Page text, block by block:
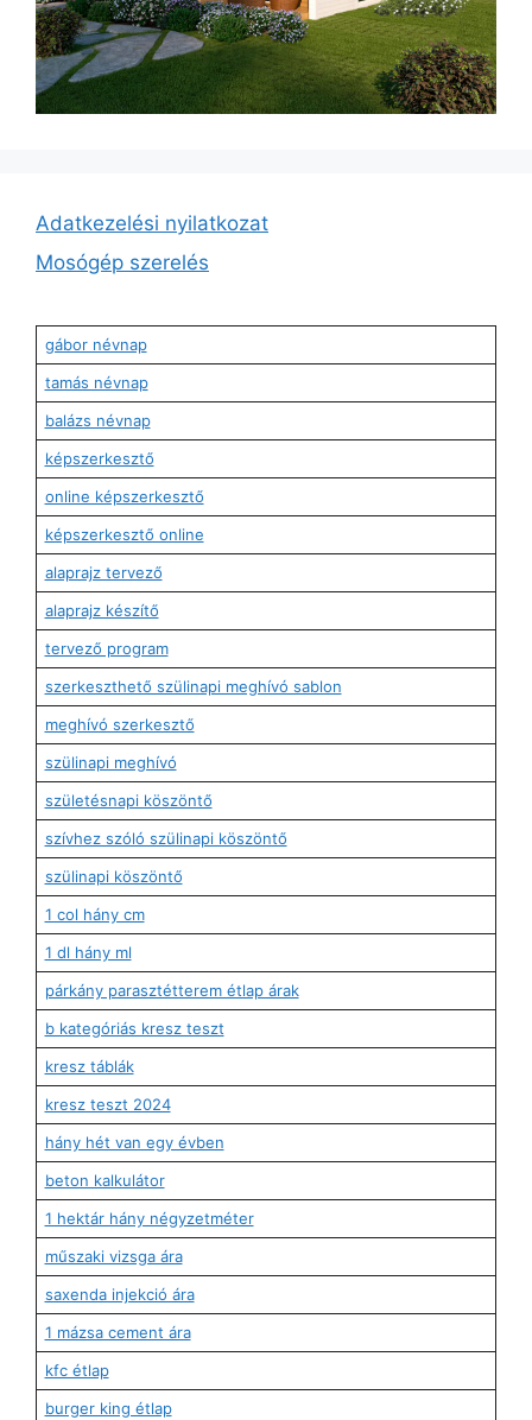
Adatkezelési nyilatkozat
Mosógép szerelés
gábor névnap
tamás névnap
balázs névnap
képszerkesztő
online képszerkesztő
képszerkesztő online
alaprajz tervező
alaprajz készítő
tervező program
szerkeszthető szülinapi meghívó sablon
meghívó szerkesztő
szülinapi meghívó
születésnapi köszöntő
szívhez szóló szülinapi köszöntő
szülinapi köszöntő
1 col hány cm
1 dl hány ml
párkány parasztétterem étlap árak
b kategóriás kresz teszt
kresz táblák
kresz teszt 2024
hány hét van egy évben
beton kalkulátor
1 hektár hány négyzetméter
műszaki vizsga ára
saxenda injekció ára
1 mázsa cement ára
kfc étlap
burger king étlap